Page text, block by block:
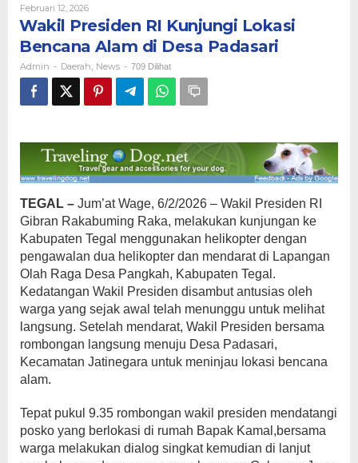
Lokasi
Bencana
Alam
di
Desa
Padasari
Februari 12, 2026Oleh
Admin
Wakil Presiden RI Kunjungi Lokasi
Bencana Alam di Desa Padasari
Admin - Daerah News - 709 Dilihat
TEGAL – Jum’at Wage, 6/2/2026 – Wakil Presiden RI
Gibran Rakabuming Raka, melakukan kunjungan ke
Kabupaten Tegal menggunakan helikopter dengan
pengawalan dua helikopter dan mendarat di Lapangan
Olah Raga Desa Pangkah, Kabupaten Tegal.
Kedatangan Wakil Presiden disambut antusias oleh
warga yang sejak awal telah menunggu untuk melihat
langsung. Setelah mendarat, Wakil Presiden bersama
rombongan langsung menuju Desa Padasari,
Kecamatan Jatinegara untuk meninjau lokasi bencana
alam.
Tepat pukul 9.35 rombongan wakil presiden mendatangi
posko yang berlokasi di rumah Bapak Kamal,bersama
warga melakukan dialog singkat kemudian di lanjut